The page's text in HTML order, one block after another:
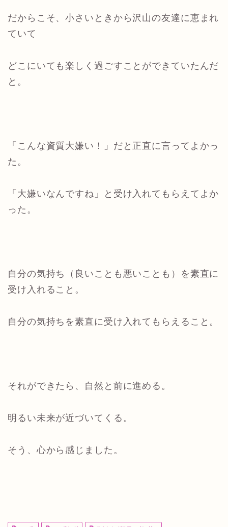
だからこそ、小さいときから沢山の友達に恵まれ
ていて
どこにいても楽しく過ごすことができていたんだ
と。
「こんな資質大嫌い！」だと正直に言ってよかっ
た。
「大嫌いなんですね」と受け入れてもらえてよか
った。
自分の気持ち（良いことも悪いことも）を素直に
受け入れること。
自分の気持ちを素直に受け入れてもらえること。
それができたら、自然と前に進める。
明るい未来が近づいてくる。
そう、心から感じました。